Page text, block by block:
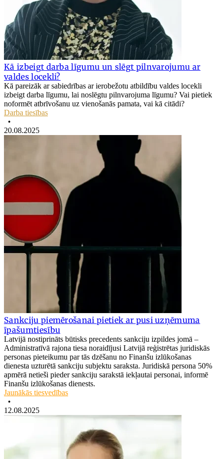
Kā izbeigt darba līgumu un slēgt pilnvarojumu ar
valdes locekli?
Kā pareizāk ar sabiedrības ar ierobežotu atbildību valdes locekli
izbeigt darba līgumu, lai noslēgtu pilnvarojuma līgumu? Vai pietiek
noformēt atbrīvošanu uz vienošanās pamata, vai kā citādi?
Darba tiesības
•
20.08.2025
Sankciju piemērošanai pietiek ar pusi uzņēmuma
īpašumtiesību
Latvijā nostiprināts būtisks precedents sankciju izpildes jomā –
Administratīvā rajona tiesa noraidījusi Latvijā reģistrētas juridiskās
personas pieteikumu par tās dzēšanu no Finanšu izlūkošanas
dienesta uzturētā sankciju subjektu saraksta. Juridiskā persona 50%
apmērā netieši pieder sankciju sarakstā iekļautai personai, informē
Finanšu izlūkošanas dienests.
Jaunākās tiesvedības
•
12.08.2025